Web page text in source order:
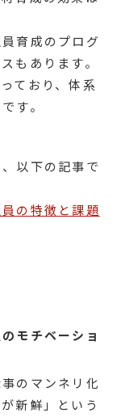
育成のプログ
もあります。
ており、体系
す。
以下の記事で
の特徴と課題
モチベーショ
のマンネリ化
新鮮」という